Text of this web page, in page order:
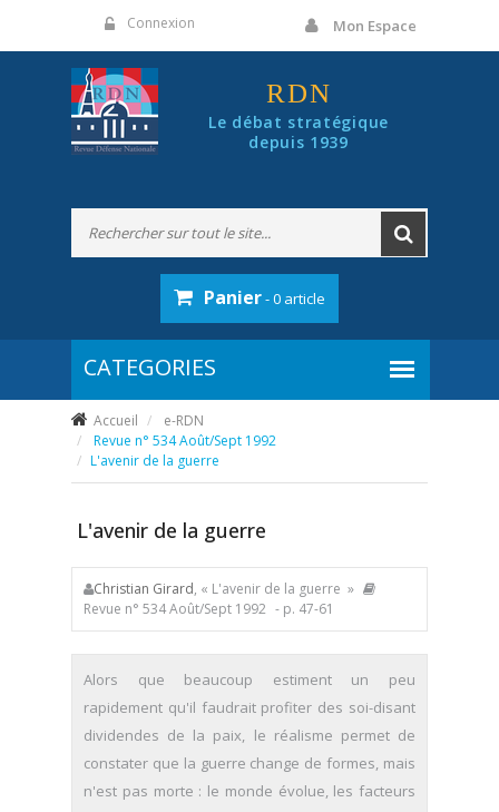
Connexion Mon Espace
RDN
Le débat stratégique
depuis 1939
Panier- 0 article
Accueil
e-RDN
Revue n° 534 Août/Sept 1992
L'avenir de la guerre
L'avenir de la guerre
Christian Girard, « L'avenir de la guerre »
Revue n° 534 Août/Sept 1992 - p. 47-61
Alors que beaucoup estiment un peu
rapidement qu'il faudrait profiter des soi-disant
dividendes de la paix, le réalisme permet de
constater que la guerre change de formes, mais
n'est pas morte : le monde évolue, les facteurs